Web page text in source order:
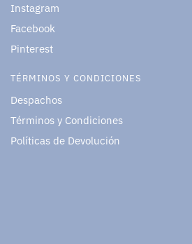
Instagram
Facebook
Pinterest
TÉRMINOS Y CONDICIONES
Despachos
Términos y Condiciones
Políticas de Devolución